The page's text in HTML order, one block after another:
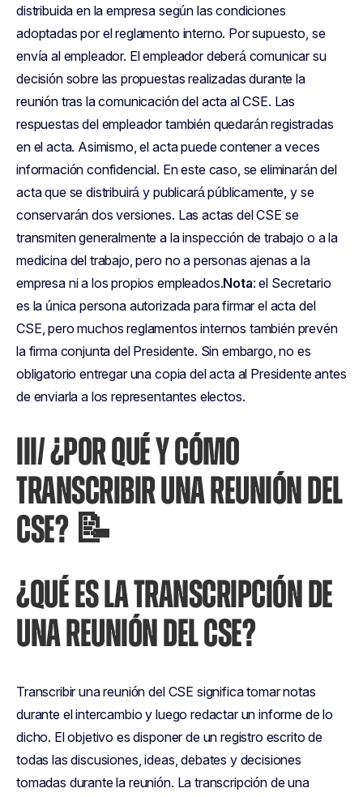
distribuida en la empresa según las condiciones
adoptadas por el reglamento interno. Por supuesto, se
envía al empleador. El empleador deberá comunicar su
decisión sobre las propuestas realizadas durante la
reunión tras la comunicación del acta al CSE. Las
respuestas del empleador también quedarán registradas
en el acta. Asimismo, el acta puede contener a veces
información confidencial. En este caso, se eliminarán del
acta que se distribuirá y publicará públicamente, y se
conservarán dos versiones. Las actas del CSE se
transmiten generalmente a la inspección de trabajo o a la
medicina del trabajo, pero no a personas ajenas a la
empresa ni a los propios empleados.Nota: el Secretario
es la única persona autorizada para firmar el acta del
CSE, pero muchos reglamentos internos también prevén
la firma conjunta del Presidente. Sin embargo, no es
obligatorio entregar una copia del acta al Presidente antes
de enviarla a los representantes electos.
III/ ¿POR QUÉ Y CÓMO
TRANSCRIBIR UNA REUNIÓN DEL
CSE? 📝
¿QUÉ ES LA TRANSCRIPCIÓN DE
UNA REUNIÓN DEL CSE?
Transcribir una reunión del CSE significa tomar notas
durante el intercambio y luego redactar un informe de lo
dicho. El objetivo es disponer de un registro escrito de
todas las discusiones, ideas, debates y decisiones
tomadas durante la reunión. La transcripción de una